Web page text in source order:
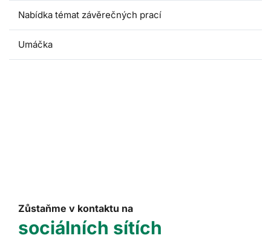
Nabídka témat závěrečných prací
Umáčka
Zůstaňme v kontaktu na
sociálních sítích